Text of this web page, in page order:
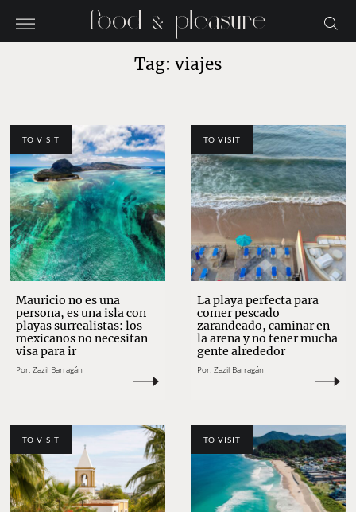
Tag: viajes
TO VISIT
Mauricio no es una
persona, es una isla con
playas surrealistas: los
mexicanos no necesitan
visa para ir
Por: Zazil Barragán
TO VISIT
La playa perfecta para
comer pescado
zarandeado, caminar en
la arena y no tener mucha
gente alrededor
Por: Zazil Barragán
TO VISIT TO VISIT